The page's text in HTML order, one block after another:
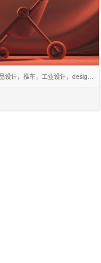
婴儿车，产品设计，推车，工业设计，design，